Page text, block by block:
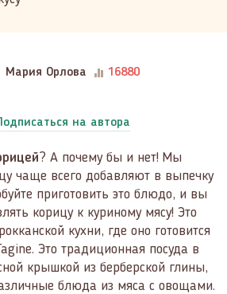
Мария Орлова 16880
на автора
? А почему бы и нет! Мы
чаще всего добавляют в выпечку
приготовить это блюдо, и вы
корицу к куриному мясу! Это
кухни, где оно готовится
Это традиционная посуда в
крышкой из берберской глины,
блюда из мяса с овощами.